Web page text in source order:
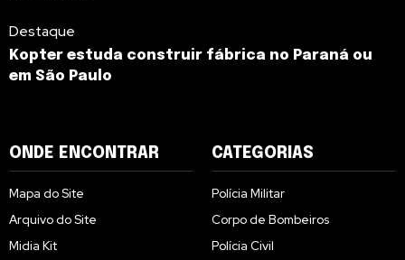
Destaque
Kopter estuda construir fábrica no Paraná ou
em São Paulo
ONDE ENCONTRAR
Mapa do Site
Arquivo do Site
Midia Kit
CATEGORIAS
Polícia Militar
Corpo de Bombeiros
Polícia Civil